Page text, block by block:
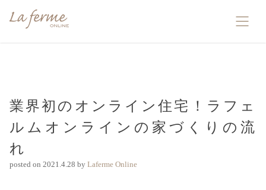
業界初のオンライン住宅！ラフェ
ルムオンラインの家づくりの流
れ
posted on 2021.4.28 by Laferme Online